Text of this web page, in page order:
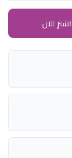
اشترِ الآن